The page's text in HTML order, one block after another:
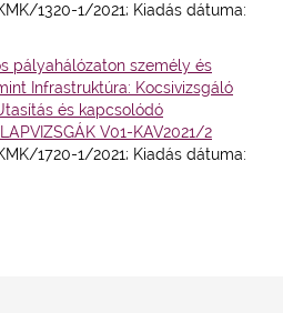
1320-1/2021; Kiadás dátuma:
pályahálózaton személy és
Infrastruktúra: Kocsivizsgáló
és kapcsolódó
V01-KAV2021/2
1720-1/2021; Kiadás dátuma: